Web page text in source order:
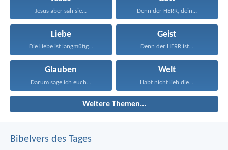
Jesus aber sah sie... Denn der HERR, dein...
Liebe
Die Liebe ist langmütig...
Geist
Denn der HERR ist...
Glauben
Darum sage ich euch...
Welt
Habt nicht lieb die...
Weitere Themen...
Bibelvers des Tages